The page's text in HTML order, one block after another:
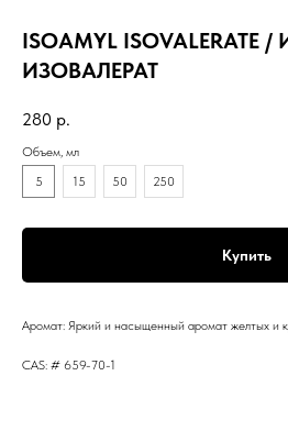
ISOAMYL
ИЗОВАЛЕРАТ
280 р.
Объем, мл
5
15 50 250
Купить
Аромат: Яркий и насыщенный аромат желтых и
CAS: # 659-70-1